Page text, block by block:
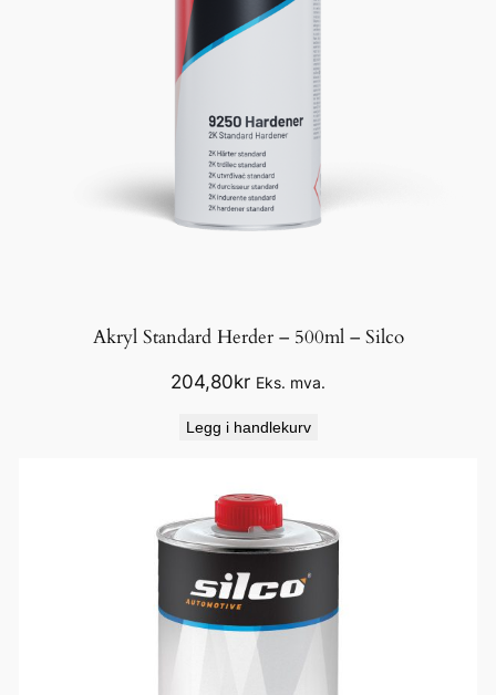
Akryl Standard Herder – 500ml – Silco
204,80kr Eks. mva.
Legg i handlekurv